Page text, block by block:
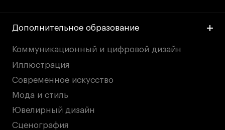
Дополнительное образование
Коммуникационный и цифровой дизайн
Иллюстрация
Современное искусство
Мода и стиль
Ювелирный дизайн
Сценография